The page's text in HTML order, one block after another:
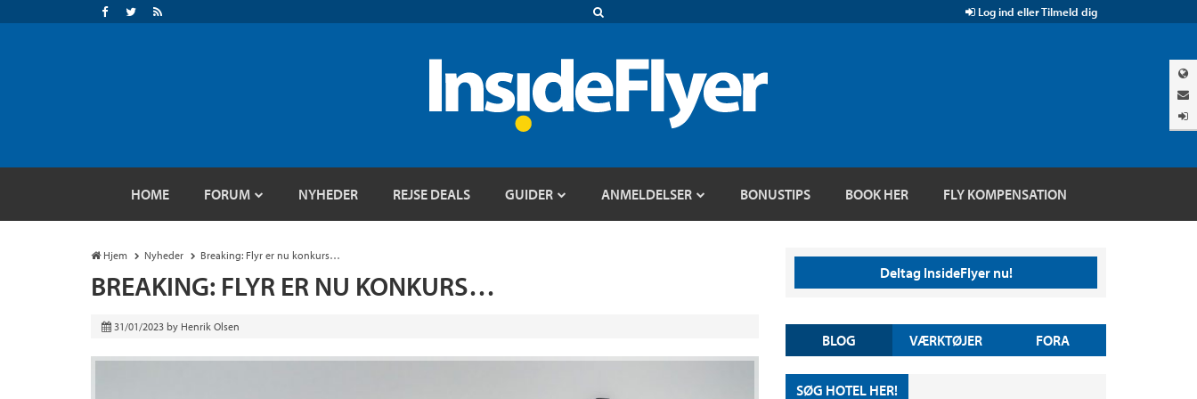
Log ind eller Tilmeld dig
HOME FORUM NYHEDER REJSE DEALS GUIDER ANMELDELSER BONUSTIPS BOOK HER FLY KOMPENSATION
Hjem Nyheder Breaking: Flyr er nu konkurs…
BREAKING: FLYR ER NU KONKURS…
31/01/2023 by Henrik Olsen
Deltag InsideFlyer nu!
BLOG VÆRKTØJER FORA
SØG HOTEL HER!